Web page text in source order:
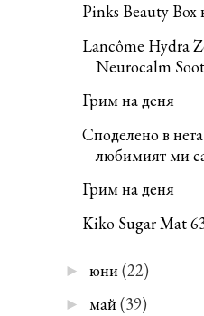
Pinks Beauty Box
Lancôme Hydra
Neurocalm
Грим на деня
Споделено в
любимият ми
Грим на деня
Kiko Sugar Mat
► юни (22)
► май(39)